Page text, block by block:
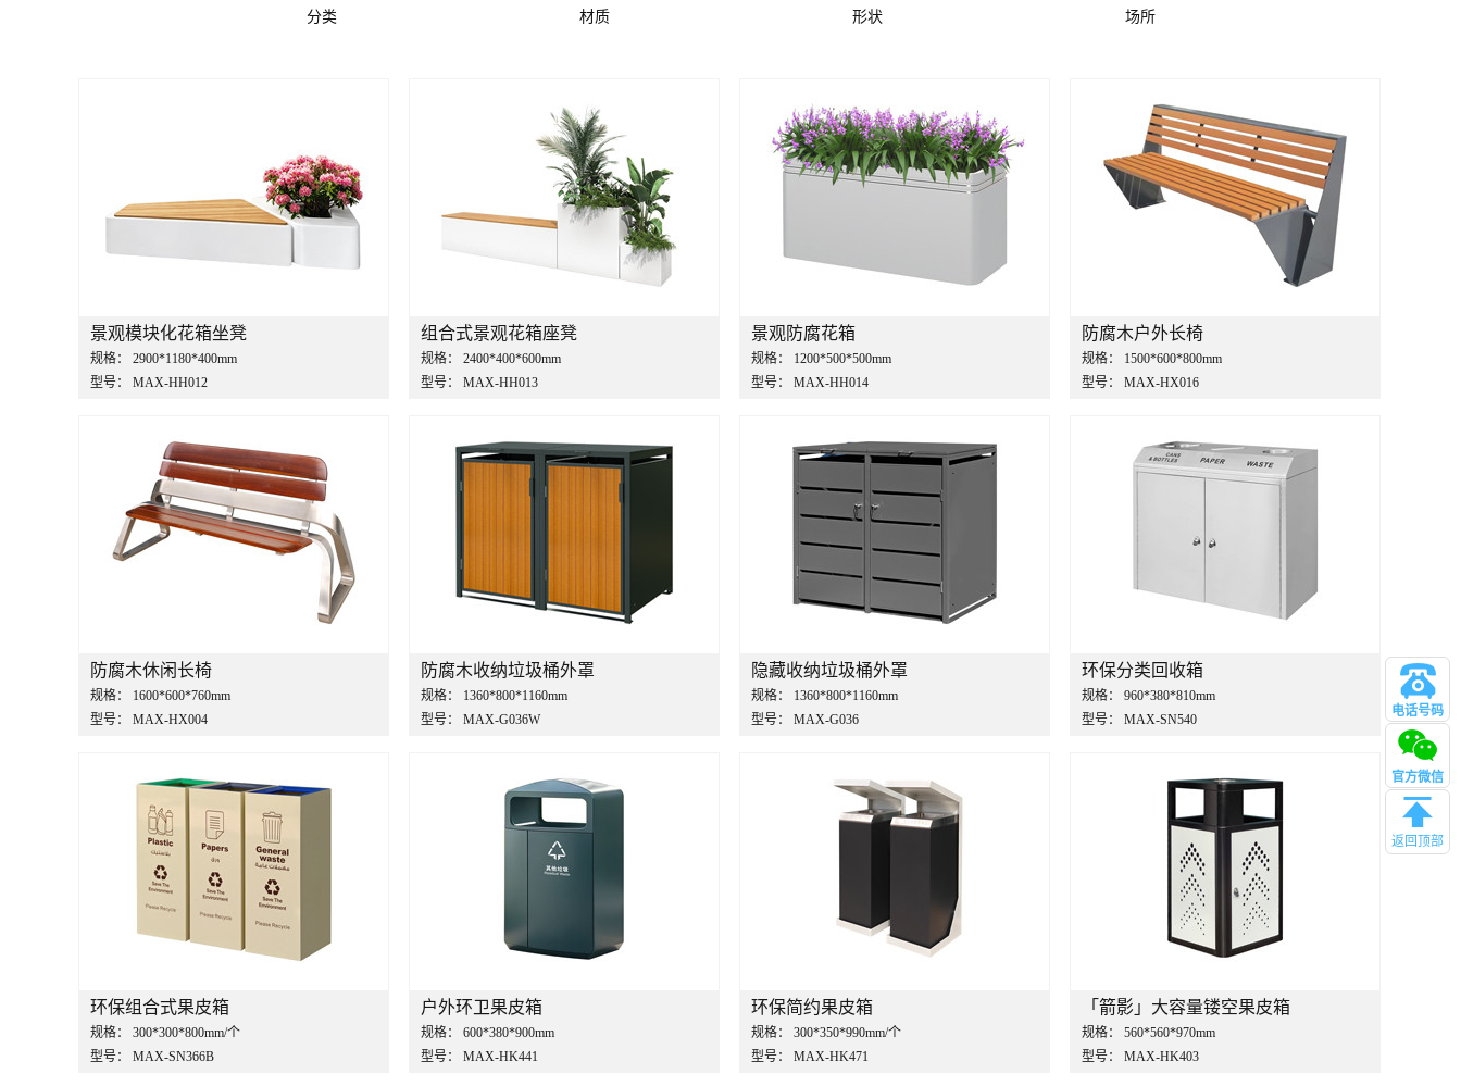
分类 材质 形状 场所
景观模块化花箱坐凳
规格：
2900*1180*400mm
型号：
MAX-HH012
组合式景观花箱座凳
规格：
2400*400*600mm
型号：
MAX-HH013
景观防腐花箱
规格：
1200*500*500mm
型号：
MAX-HH014
防腐木户外长椅
规格：
1500*600*800mm
型号：
MAX-HX016
防腐木休闲长椅
规格：
1600*600*760mm
型号：
MAX-HX004
防腐木收纳垃圾桶外罩
规格：
1360*800*1160mm
型号：
MAX-G036W
隐藏收纳垃圾桶外罩
规格：
1360*800*1160mm
型号：
MAX-G036
环保分类回收箱
规格：
960*380*810mm
型号：
MAX-SN540
环保组合式果皮箱
规格：
300*300*800mm/个
型号：
MAX-SN366B
户外环卫果皮箱
规格：
600*380*900mm
型号：
MAX-HK441
环保简约果皮箱
规格：
300*350*990mm/个
型号：
MAX-HK471
「箭影」大容量镂空果皮箱
规格：
560*560*970mm
型号：
MAX-HK403
电话号码
管理
官方微信
返回顶部